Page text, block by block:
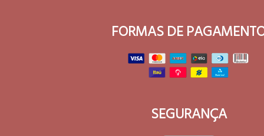
FORMAS DE
SEGURANÇA